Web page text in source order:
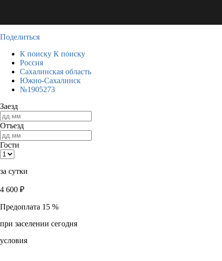
Поделиться
К поиску К поиску
Россия
Сахалинская область
Южно-Сахалинск
№1905273
Заезд
Отъезд
Гости
за сутки
4 600 ₽
Предоплата 15 %
при заселении сегодня
условия